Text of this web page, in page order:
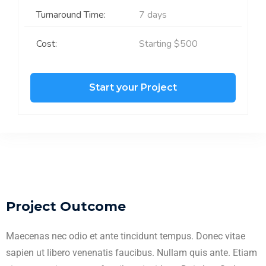
Turnaround Time: 7 days
Cost: Starting $500
Start your Project
Project Outcome
Maecenas nec odio et ante tincidunt tempus. Donec vitae
sapien ut libero venenatis faucibus. Nullam quis ante. Etiam